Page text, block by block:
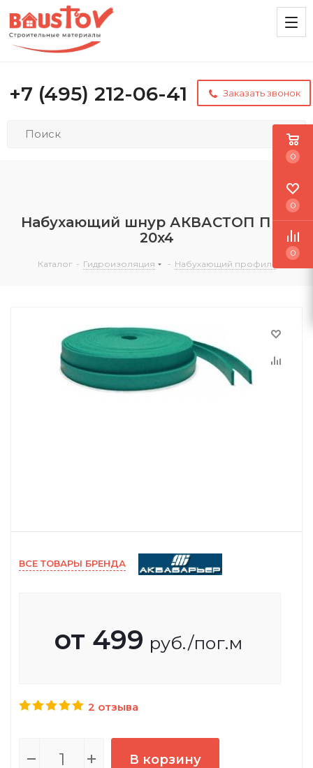
+7 (495) 212-06-41 Заказать звонок
Набухающий шнур АКВАСТОП ПНР
20x4
Каталог - Гидроизоляция - Набухающий профиль
ВСЕ ТОВАРЫ БРЕНДА
от 499 руб./пог.м
2 отзыва
В корзину
0
0
0